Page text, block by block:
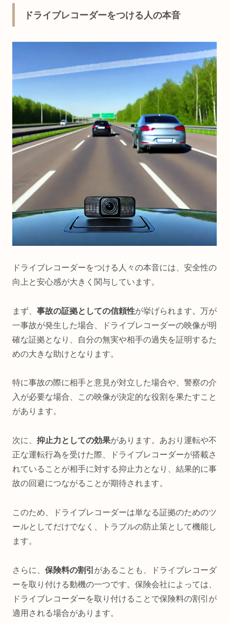
ドライブレコーダーをつける人の本音
ドライブレコーダーをつける人々の本音には、安全性の
向上と安心感が大きく関与しています。
まず、 事故の証拠としての信頼性が挙げられます。万が
一事故が発生した場合、ドライブレコーダーの映像が明
確な証拠となり、自分の無実や相手の過失を証明するた
めの大きな助けとなります。
特に事故の際に相手と意見が対立した場合や、警察の介
入が必要な場合、この映像が決定的な役割を果たすこと
があります。
次に、 抑止力としての効果があります。あおり運転や不
正な運転行為を受けた際、ドライブレコーダーが搭載さ
れていることが相手に対する抑止力となり、結果的に事
故の回避につながることが期待されます。
このため、ドライブレコーダーは単なる証拠のためのツ
ールとしてだけでなく、トラブルの防止策として機能し
ます。
さらに、 保険料の割引 があることも、ドライブレコーダ
ーを取り付ける動機の一つです。保険会社によっては、
ドライブレコーダーを取り付けることで保険料の割引が
適用される場合があります。